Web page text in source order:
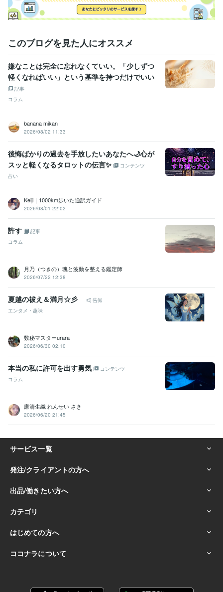
このブログを見た人にオススメ
嫌なことは完全に忘れなくていい。「少しずつ
軽くなればいい」という基準を持つだけでいい
記事
コラム
banana mikan
2026/08/02 11:33
後悔ばかりの過去を手放したいあなたへ🌙心が
スッと軽くなるタロットの伝言✨
コンテンツ
占い
Keiji｜1000km歩いた通訳ガイド
2026/08/01 22:02
許す
記事
コラム
月乃（つきの）魂と波動を整える鑑定師
2026/07/22 12:38
夏越の祓え＆満月☆彡
告知
エンタメ・趣味
数秘マスターurara
2026/06/30 02:10
本当の私に許可を出す勇気
コンテンツ
コラム
廉清生織 れんせい さき
2026/06/20 21:45